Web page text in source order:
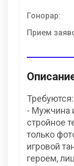
Гонорар:
Прием
Требуются:
- Мужчина
стройное
только
игровой
героем,